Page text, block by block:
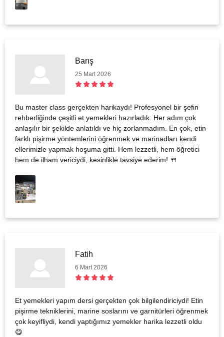
Barış
25 Mart 2026
Bu master class gerçekten harikaydı! Profesyonel bir şefin
rehberliğinde çeşitli et yemekleri hazırladık. Her adım çok
anlaşılır bir şekilde anlatıldı ve hiç zorlanmadım. En çok, etin
farklı pişirme yöntemlerini öğrenmek ve marinadları kendi
ellerimizle yapmak hoşuma gitti. Hem lezzetli, hem öğretici
hem de ilham vericiydi, kesinlikle tavsiye ederim! 🍴
Fatih
6 Mart 2026
Et yemekleri yapım dersi gerçekten çok bilgilendiriciydi! Etin
pişirme tekniklerini, marine soslarını ve garnitürleri öğrenmek
çok keyifliydi, kendi yaptığımız yemekler harika lezzetli oldu
😋